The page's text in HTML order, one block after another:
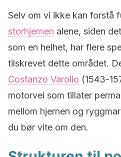
Selv om vi ikke kan forstå
storhjernen alene, siden
som en helhet, har flere
tilskrevet dette området.
Costanzo Varolio (1543-
motorvei som tillater
mellom hjernen og
du bør vite om den.